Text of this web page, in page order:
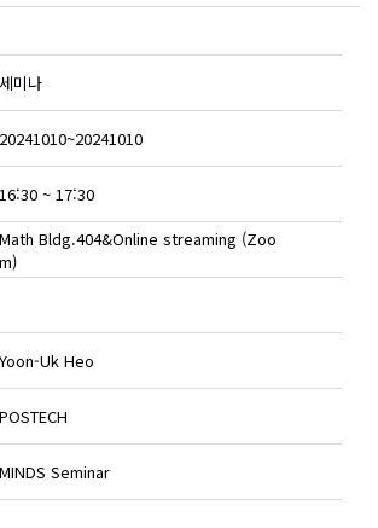
세미나
20241010~20241010
16:30 ~ 17:30
Math Bldg.404&Online streaming (Zoo
m)
Yoon-Uk Heo
POSTECH
MINDS Seminar